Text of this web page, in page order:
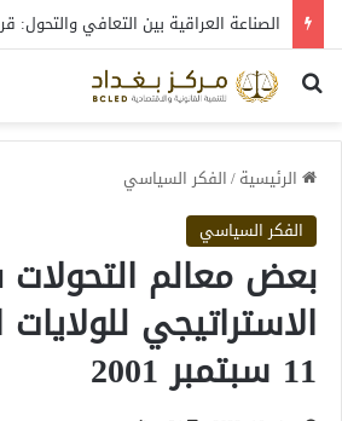
بحث عن
الرئيسية/الفكر السياسي
الفكر السياسي
بعض معالم
الاستراتيجي
11 سبتمبر 2001